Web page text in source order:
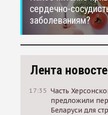
сердечно-
заболеваниям?
Лента
17:35 Часть
предложили
Беларуси для